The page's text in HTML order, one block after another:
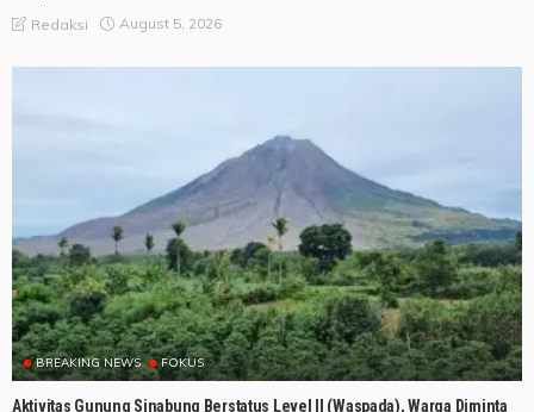
Redaksi August 5, 2026
BREAKING NEWS FOKUS
Aktivitas Gunung Sinabung Berstatus Level II (Waspada), Warga Diminta